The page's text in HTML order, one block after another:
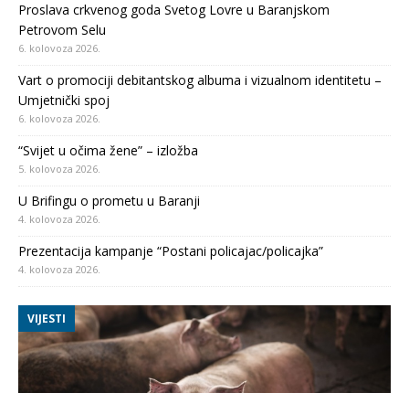
Proslava crkvenog goda Svetog Lovre u Baranjskom
Petrovom Selu
6. kolovoza 2026.
Vart o promociji debitantskog albuma i vizualnom identitetu –
Umjetnički spoj
6. kolovoza 2026.
“Svijet u očima žene” – izložba
5. kolovoza 2026.
U Brifingu o prometu u Baranji
4. kolovoza 2026.
Prezentacija kampanje “Postani policajac/policajka”
4. kolovoza 2026.
VIJESTI